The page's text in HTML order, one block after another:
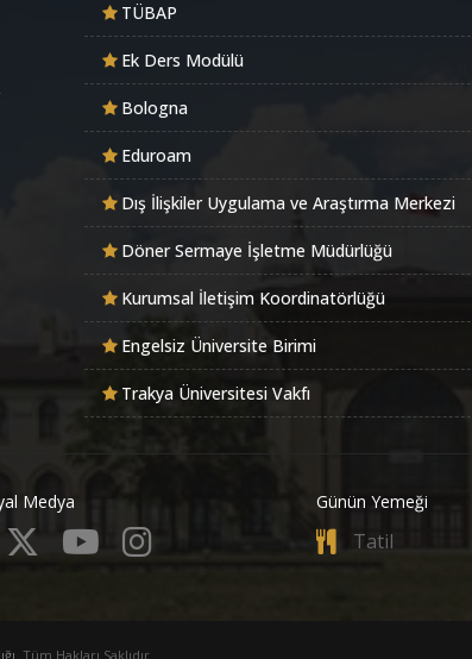
TÜBAP
Ek Ders Modülü
Bologna
Eduroam
Dış İlişkiler Uygulama ve Araştırma Merkezi
Döner Sermaye İşletme Müdürlüğü
Kurumsal İletişim Koordinatörlüğü
Engelsiz Üniversite Birimi
Trakya Üniversitesi Vakfı
Medya Günün Yemeği
Tatil
. Tüm Hakları Saklıdır.